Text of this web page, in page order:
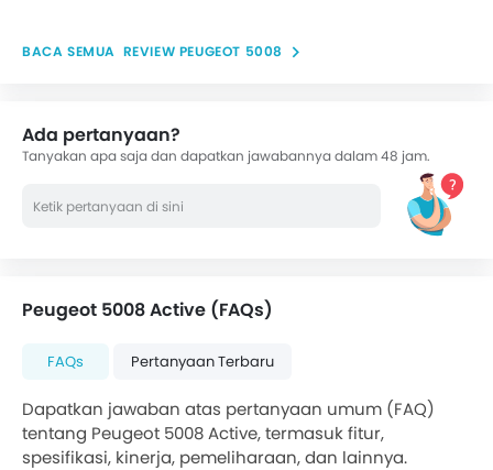
REVIEW PEUGEOT 5008
Ada pertanyaan?
Tanyakan apa saja dan dapatkan jawabannya dalam 48 jam.
Peugeot 5008 Active (FAQs)
FAQs Pertanyaan Terbaru
Dapatkan jawaban atas pertanyaan umum (FAQ)
tentang Peugeot 5008 Active, termasuk fitur,
spesifikasi, kinerja, pemeliharaan, dan lainnya.